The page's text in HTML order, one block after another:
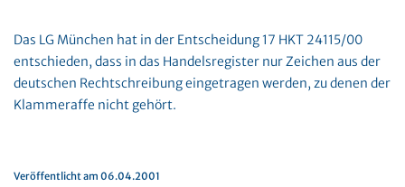
Das LG München hat in der Entscheidung 17 HKT 24115/00
entschieden, dass in das Handelsregister nur Zeichen aus der
deutschen Rechtschreibung eingetragen werden, zu denen der
Klammeraffe nicht gehört.
Veröffentlicht am 06.04.2001